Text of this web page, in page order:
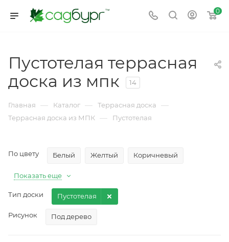
0
Пустотелая террасная
доска из мпк
14
Главная — Каталог — Террасная доска —
Террасная доска из МПК — Пустотелая
По цвету Белый Желтый Коричневый
Показать еще
Тип доски Пустотелая
Рисунок Под дерево